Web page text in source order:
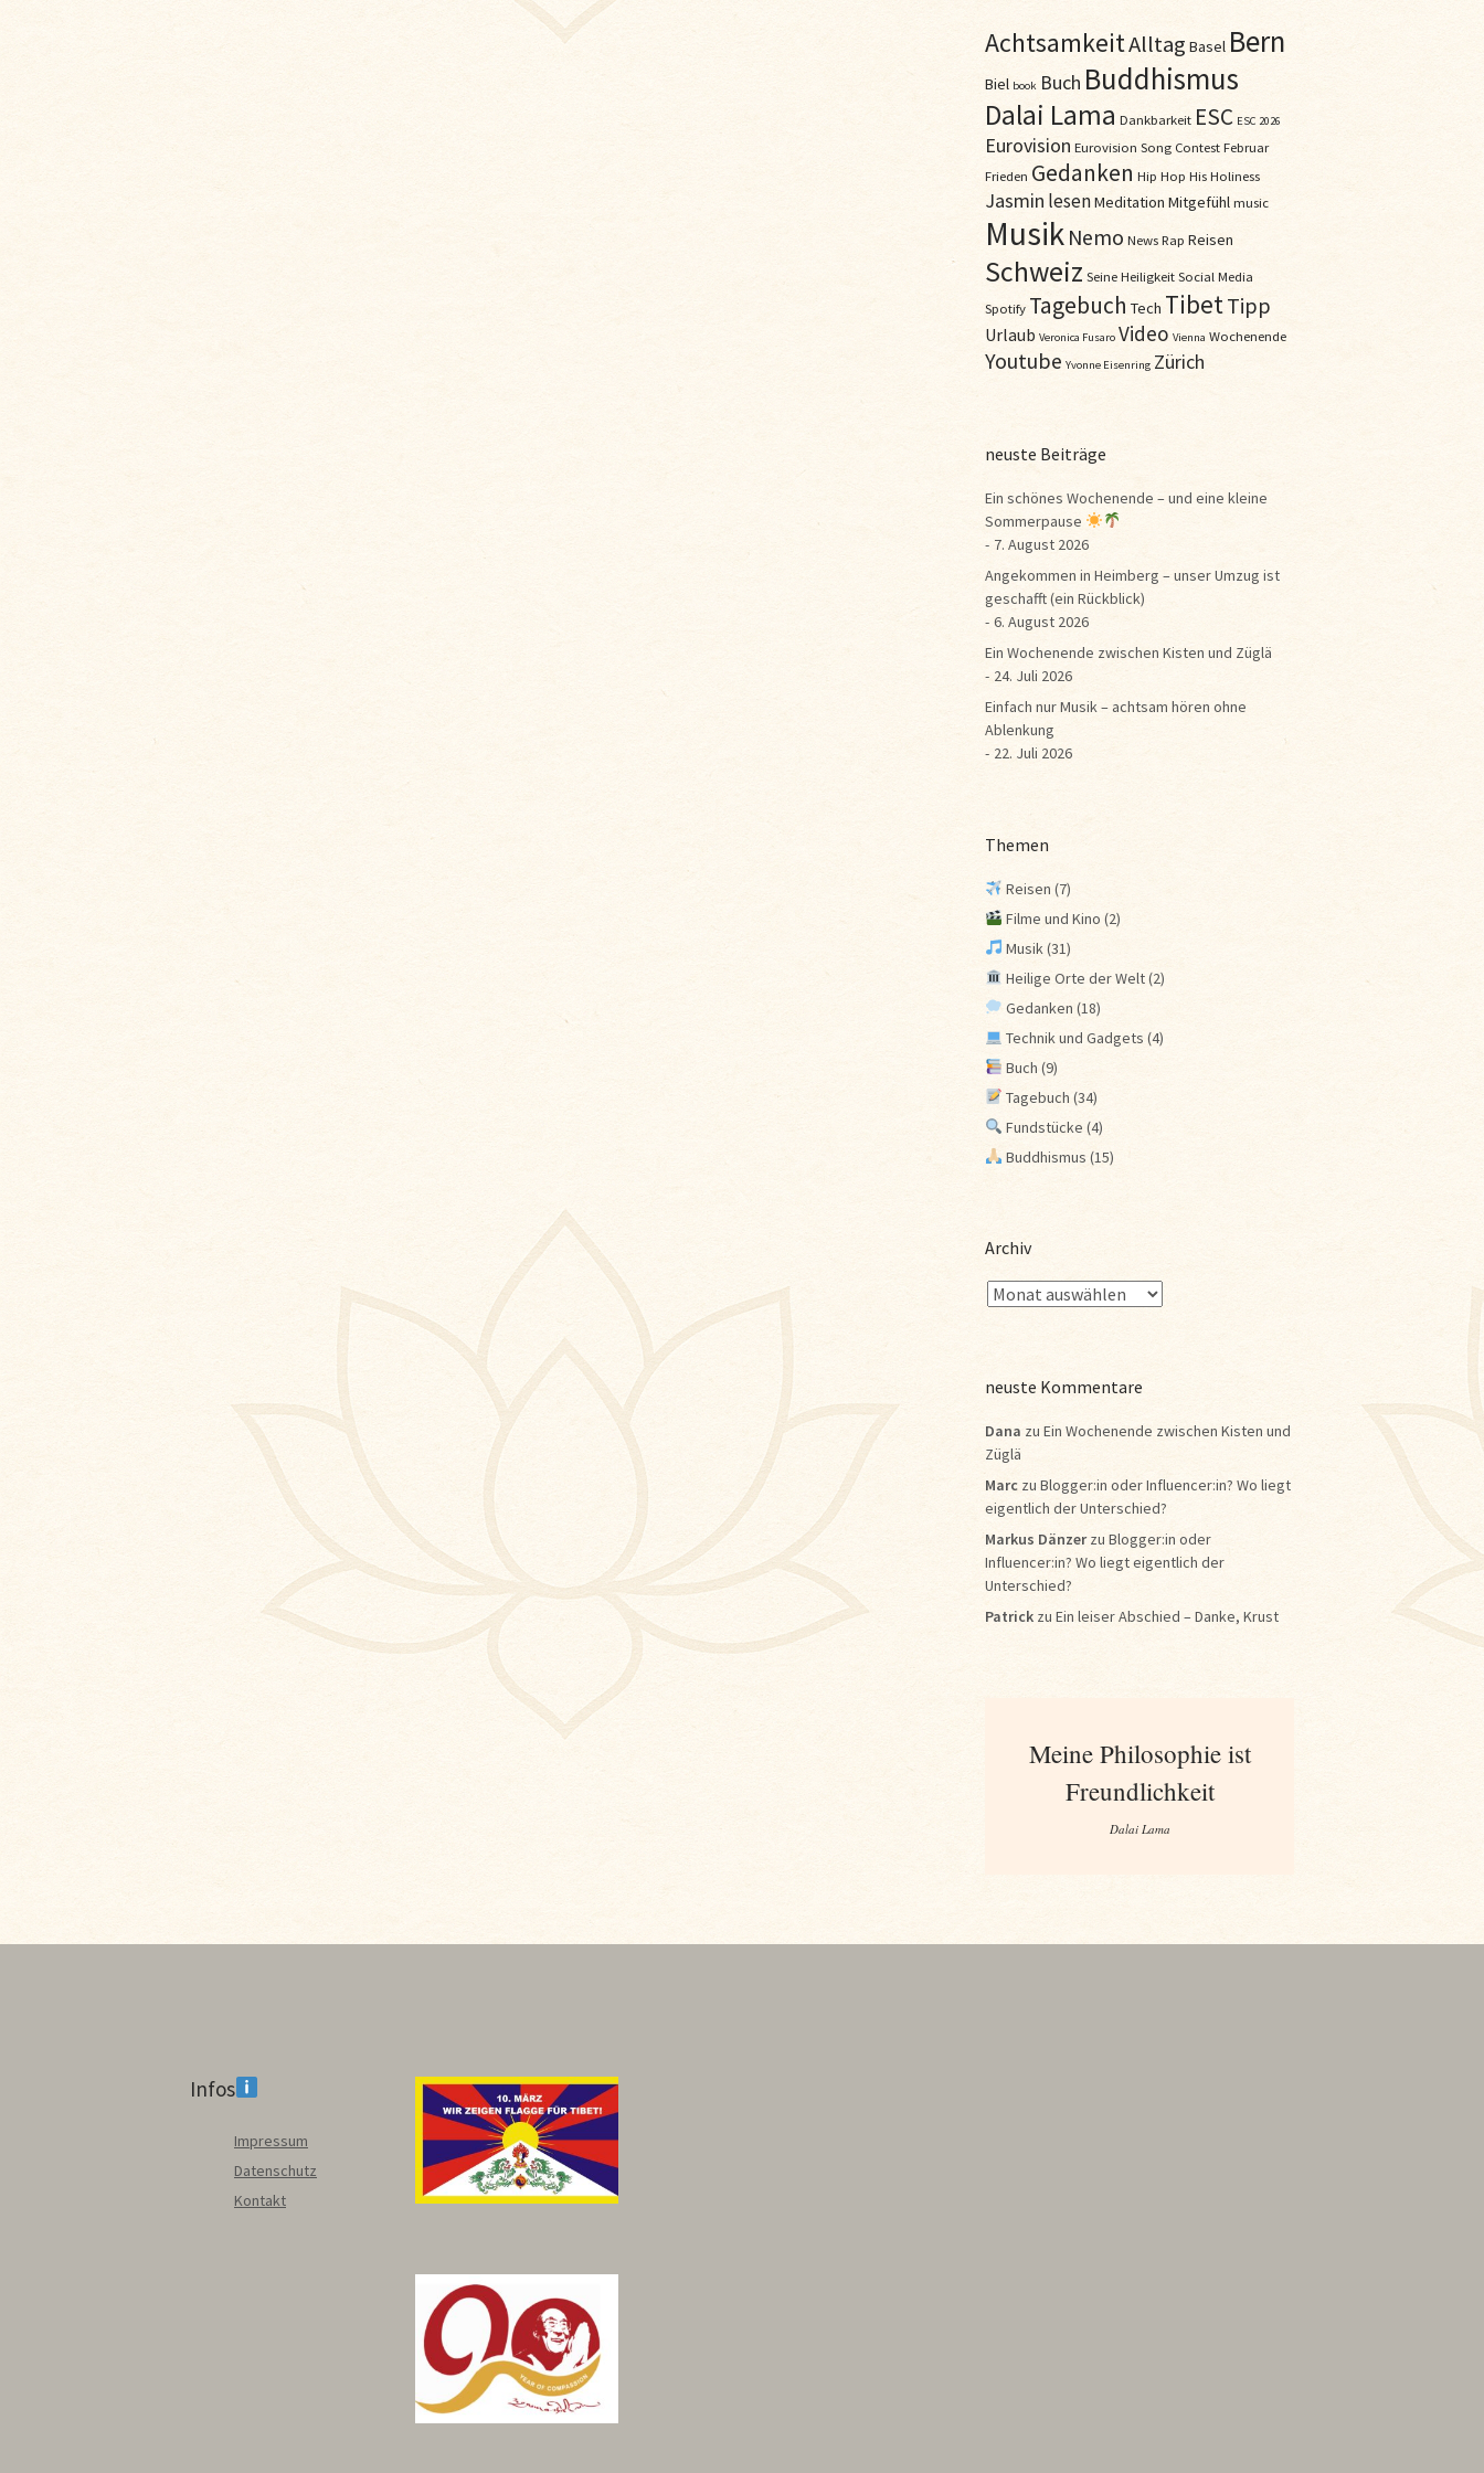
AchtsamkeitAlltag Basel Bern
Biel book Buch Buddhismus
Dalai Lama Dankbarkeit ESC ESC 2026
Eurovision Eurovision Song ContestFebruar
Frieden Gedanken Hip Hop His Holiness
Jasmin lesenMeditation Mitgefühl music
Musik Nemo NewsRap Reisen
Schweiz Seine HeiligkeitSocial Media
Spotify Tagebuch Tech TibetTipp
Urlaub Veronica Fusaro Video Vienna Wochenende
Youtube Yvonne Eisenring Zürich
neuste Beiträge
Ein schönes Wochenende – und eine kleine
Sommerpause
7. August 2026
Angekommen in Heimberg – unser Umzug ist
geschafft (ein Rückblick)
6. August 2026
Ein Wochenende zwischen Kisten und Züglä
24. Juli 2026
Einfach nur Musik – achtsam hören ohne
Ablenkung
22. Juli 2026
Themen
Reisen (7)
Filme und Kino (2)
Musik (31)
Heilige Orte der Welt(2)
Gedanken (18)
Technik und Gadgets (4)
Buch (9)
Tagebuch (34)
Fundstücke (4)
Buddhismus (15)
Archiv
neuste Kommentare
Dana zu Ein Wochenende zwischen Kisten und
Züglä
Marc zu Blogger:in oder Influencer:in? Wo liegt
eigentlich der Unterschied?
Markus Dänzerzu Blogger:in oder
Influencer:in? Wo liegt eigentlich der
Unterschied?
Patrick zu Ein leiser Abschied – Danke, Krust
Meine Philosophie ist
Freundlichkeit
Dalai Lama
Infos
Impressum
Datenschutz
Kontakt